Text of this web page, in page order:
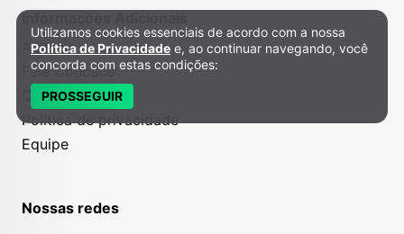
Informações Adicionais
Anuncie
Fale Conosco
Quem somos
Política de privacidade
Equipe
Nossas redes
Política de Privacidade e Cookies
Utilizamos cookies essenciais de acordo com a nossa
Política de Privacidade e, ao continuar navegando, você
concorda com estas condições:
PROSSEGUIR